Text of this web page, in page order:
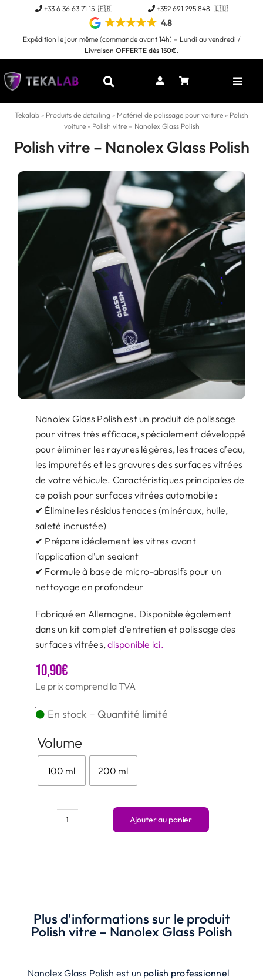
contenu
+33 6 36 63 71 15 🇫🇷 +352 691 295 848 🇱🇺
4.8
Expédition le jour même (commande avant 14h) – Lundi au vendredi /
Livraison OFFERTE dès 150€.
Toggle
Tekalab » Produits de detailing » Matériel de polissage pour voiture » Polish
voiture» Polish vitre – Nanolex Glass Polish
Polish vitre – Nanolex Glass Polish
Nanolex Glass Polish est un produit de polissage
pour vitres très efficace, spécialement développé
pour éliminer les rayures légères, les traces d’eau,
les impuretés et les gravures des surfaces vitrées
de votre véhicule. Caractéristiques principales de
ce polish pour surfaces vitrées automobile :
✔ Élimine les résidus tenaces (minéraux, huile,
saleté incrustée)
✔ Prépare idéalement les vitres avant
l’application d’un sealant
✔ Formule à base de micro-abrasifs pour un
nettoyage en profondeur
Fabriqué en Allemagne. Disponible également
dans un kit complet d’entretien et polissage des
surfaces vitrées,disponible ici.
10,90€
Le prix comprend la TVA
En stock – Quantité limité
Volume
100 ml 200 ml
quantité
Glass
Ajouter au panier
Plus d'informations sur le produit
Polish vitre – Nanolex Glass Polish
Nanolex Glass Polish est un polish professionnel